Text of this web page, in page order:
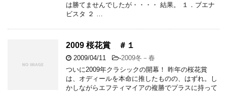
は勝てませんでしたが・・・・ 結果。 １．ブエナ
ビスタ ２ …
2009 桜花賞 ＃１
2009/04/11 -2009冬－春
ついに2009年クラシックの開幕！ 昨年の桜花賞
は、オディールを本命に推したものの、はずれ。し
かしながらエフティマイアの複勝でプラスに持って